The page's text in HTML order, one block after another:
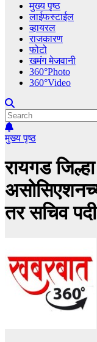
मुख्य पृष्ठ
लाईफस्टाईल
व्हायरल
राजकारण
फोटो
खमंग मेजवानी
360°Photo
360°Video
मुख्य पृष्ठ
रायगड
तर सचिव